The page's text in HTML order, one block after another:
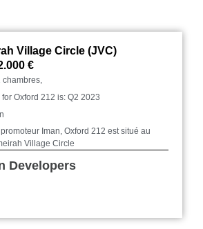
Village Circle (JVC)
€
chambres,
Oxford 212 is: Q2 2023
Iman, Oxford 212 est situé au
Village Circle
Developers